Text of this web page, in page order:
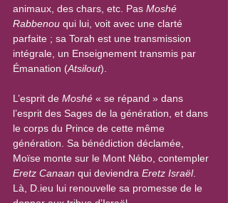
animaux, des chars, etc. Pas Moshé
Rabbenou qui lui, voit avec une clarté
parfaite ; sa Torah est une transmission
intégrale, un Enseignement transmis par
Émanation (Atsilout).
L’esprit de Moshé « se répand » dans
l’esprit des Sages de la génération, et dans
le corps du Prince de cette même
génération. Sa bénédiction déclamée,
Moïse monte sur le Mont Nébo, contempler
Eretz Canaan qui deviendra Eretz Israël.
Là, D.ieu lui renouvelle sa promesse de le